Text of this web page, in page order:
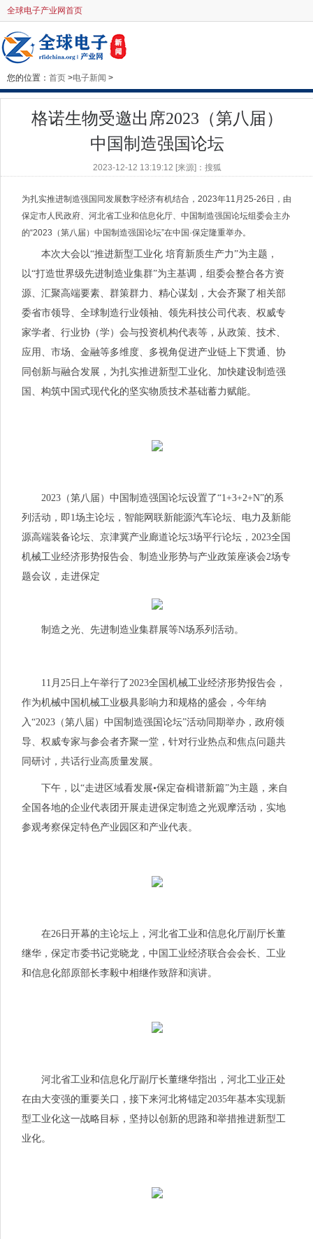
全球电子产业网首页
您的位置： 首页 >电子新闻 >
格诺生物受邀出席2023（第八届）
中国制造强国论坛
2023-12-12 13:19:12 [来源]：搜狐
为扎实推进制造强国同发展数字经济有机结合，2023年11月25-26日，由
保定市人民政府、河北省工业和信息化厅、中国制造强国论坛组委会主办
的“2023（第八届）中国制造强国论坛”在中国·保定隆重举办。
本次大会以“推进新型工业化 培育新质生产力”为主题，
以“打造世界级先进制造业集群”为主基调，组委会整合各方资
源、汇聚高端要素、群策群力、精心谋划，大会齐聚了相关部
委省市领导、全球制造行业领袖、领先科技公司代表、权威专
家学者、行业协（学）会与投资机构代表等，从政策、技术、
应用、市场、金融等多维度、多视角促进产业链上下贯通、协
同创新与融合发展，为扎实推进新型工业化、加快建设制造强
国、构筑中国式现代化的坚实物质技术基础蓄力赋能。
2023（第八届）中国制造强国论坛设置了“1+3+2+N”的系
列活动，即1场主论坛，智能网联新能源汽车论坛、电力及新能
源高端装备论坛、京津冀产业廊道论坛3场平行论坛，2023全国
机械工业经济形势报告会、制造业形势与产业政策座谈会2场专
题会议，走进保定
制造之光、先进制造业集群展等N场系列活动。
11月25日上午举行了2023全国机械工业经济形势报告会，
作为机械中国机械工业极具影响力和规格的盛会，今年纳
入“2023（第八届）中国制造强国论坛”活动同期举办，政府领
导、权威专家与参会者齐聚一堂，针对行业热点和焦点问题共
同研讨，共话行业高质量发展。
下午，以“走进区域看发展•保定奋楫谱新篇”为主题，来自
全国各地的企业代表团开展走进保定制造之光观摩活动，实地
参观考察保定特色产业园区和产业代表。
在26日开幕的主论坛上，河北省工业和信息化厅副厅长董
继华，保定市委书记党晓龙，中国工业经济联合会会长、工业
和信息化部原部长李毅中相继作致辞和演讲。
河北省工业和信息化厅副厅长董继华指出，河北工业正处
在由大变强的重要关口，接下来河北将锚定2035年基本实现新
型工业化这一战略目标，坚持以创新的思路和举措推进新型工
业化。